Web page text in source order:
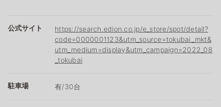
公式サイト
https://search.edion.co.jp/e_store/spot/detail?
code=0000001123&utm_source=tokubai_mkt&
utm_medium=display&utm_campaign=2022_08
_tokubai
駐車場 有/30台